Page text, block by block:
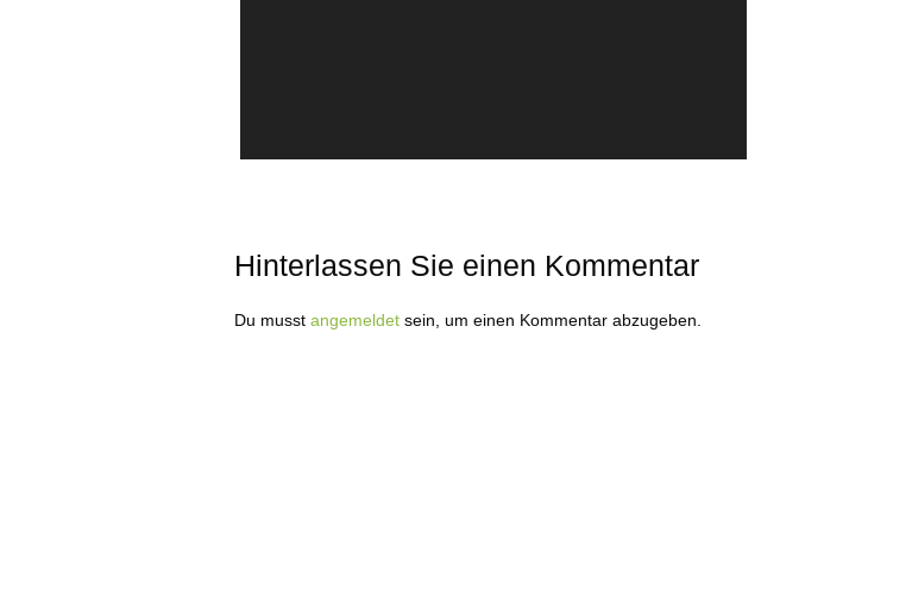
Hinterlassen Sie einen Kommentar
Du musst angemeldet sein, um einen Kommentar abzugeben.